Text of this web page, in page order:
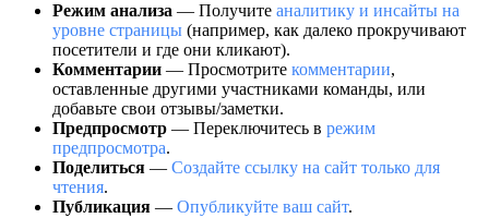
Режим анализа — Получите аналитику и инсайты на
уровне страницы (например, как далеко прокручивают
посетители и где они кликают).
Комментарии — Просмотрите комментарии,
оставленные другими участниками команды, или
добавьте свои отзывы/заметки.
Предпросмотр — Переключитесь в режим
предпросмотра.
Поделиться — Создайте ссылку на сайт только для
чтения.
Публикация — Опубликуйте ваш сайт.